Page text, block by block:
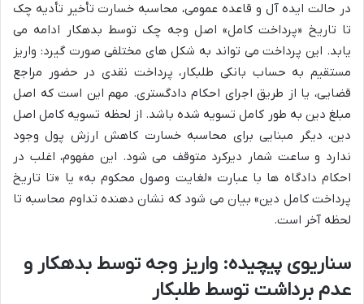
در حالت ایده آل و قاعده عمومی، محاسبه خسارت تأخیر تأدیه چک
تا تاریخ «پرداخت کامل» اصل وجه چک توسط بدهکار ادامه می
یابد. این پرداخت می تواند به شکل های مختلفی صورت گیرد: واریز
مستقیم به حساب بانکی طلبکار، پرداخت نقدی در حضور مراجع
قضایی، یا از طریق اجرای احکام دادگستری. مهم این است که اصل
مبلغ دین به طور کامل تسویه شده باشد. از لحظه تسویه کامل اصل
دین، دیگر مبنایی برای محاسبه خسارت کاهش ارزش پول وجود
ندارد و ساعت شمار دیرکرد متوقف می شود. این مفهوم، اغلب در
احکام دادگاه ها با عبارت «لغایت وصول محکوم به» یا «تا تاریخ
پرداخت کامل دین» بیان می شود که نشان دهنده تداوم محاسبه تا
لحظه آخر است.
سناریوی پیچیده: واریز وجه توسط بدهکار و
عدم برداشت توسط طلبکار